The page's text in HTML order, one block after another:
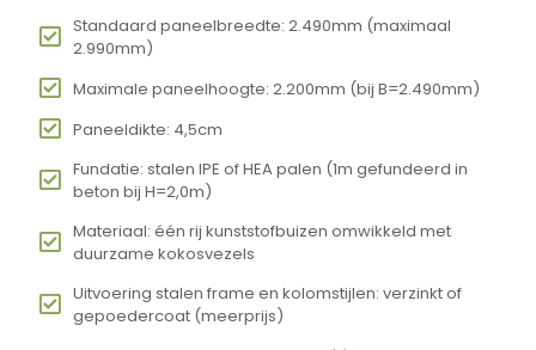
Standaard paneelbreedte: 2.490mm (maximaal
2.990mm)
Maximale paneelhoogte: 2.200mm (bij B=2.490mm)
Paneeldikte: 4,5cm
Fundatie: stalen IPE of HEA palen (1m gefundeerd in
beton bij H=2,0m)
Materiaal: één rij kunststofbuizen omwikkeld met
duurzame kokosvezels
Uitvoering stalen frame en kolomstijlen: verzinkt of
gepoedercoat (meerprijs)